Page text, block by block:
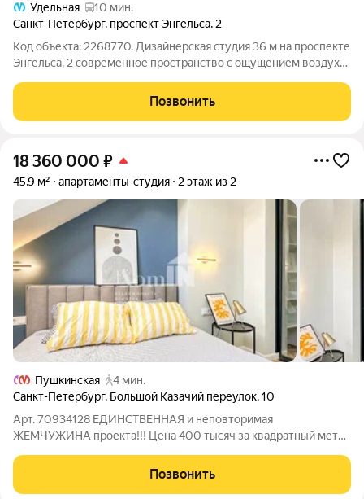
Удельная
10 мин.
Санкт-Петербург, проспект Энгельса, 2
Код объекта: 2268770. Дизайнерская студия 36 м на проспекте
Энгельса, 2 современное пространство с ощущением воздуха
потолков 3 м делает квартиру визуально просторной, а окна,
выходящие на улицу,
Позвонить
18 360 000 ₽
45,9 м² апартаменты-студия 2 этаж из 2
Пушкинская
4 мин.
Санкт-Петербург, Большой Казачий переулок,10
Арт. 70934128 ЕДИНСТВЕННАЯ и неповторимая
ЖЕМЧУЖИНА проекта!!! Цена 400 тысяч за квадратный метр
апартаменты с дизайнерским ремонтом в Историческом
Центре Санкт-Петербурга в пешей доступности от
Позвонить